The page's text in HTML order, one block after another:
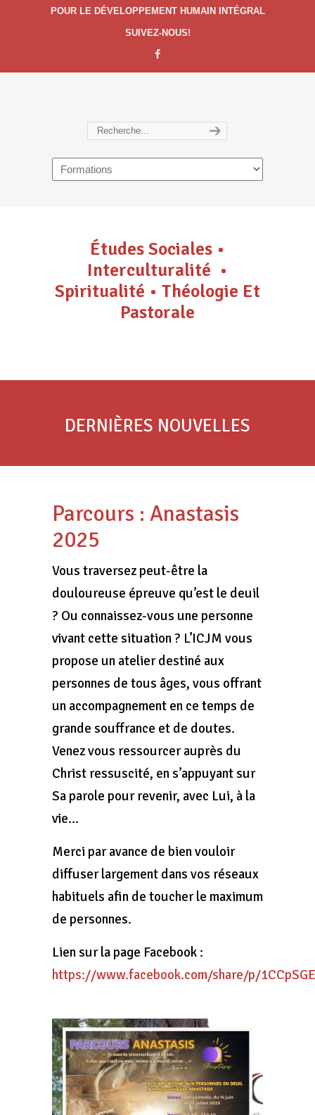
POUR LE DÉVELOPPEMENT HUMAIN INTÉGRAL
SUIVEZ-NOUS!
Navigation
Études Sociales •
Interculturalité •
Spiritualité • Théologie Et
Pastorale
DERNIÈRES NOUVELLES
Parcours : Anastasis
2025
Vous traversez peut-être la
douloureuse épreuve qu’est le deuil
? Ou connaissez-vous une personne
vivant cette situation ? L’ICJM vous
propose un atelier destiné aux
personnes de tous âges, vous offrant
un accompagnement en ce temps de
grande souffrance et de doutes.
Venez vous ressourcer auprès du
Christ ressuscité, en s’appuyant sur
Sa parole pour revenir, avec Lui, à la
vie…
Merci par avance de bien vouloir
diffuser largement dans vos réseaux
habituels afin de toucher le maximum
de personnes.
Lien sur la page Facebook :
https://www.facebook.com/share/p/